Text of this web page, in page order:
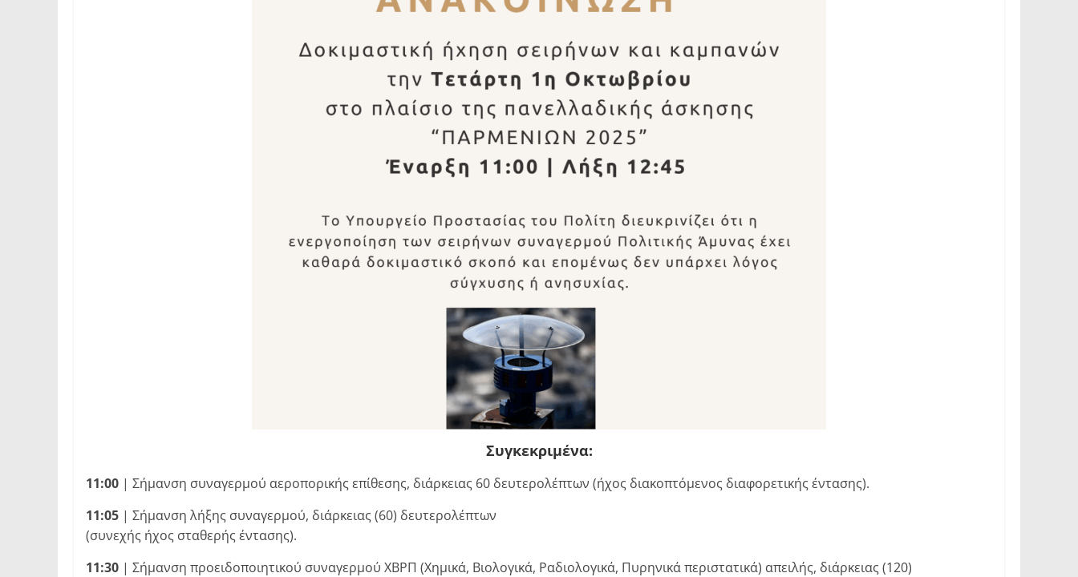
Συγκεκριμένα:
11:00 | Σήμανση συναγερμού αεροπορικής επίθεσης, διάρκειας 60 δευτερολέπτων (ήχος διακοπτόμενος διαφορετικής έντασης).
11:05 | Σήμανση λήξης συναγερμού, διάρκειας (60) δευτερολέπτων
(συνεχής ήχος σταθερής έντασης).
11:30 | Σήμανση προειδοποιητικού συναγερμού ΧΒΡΠ (Χημικά, Βιολογικά, Ραδιολογικά, Πυρηνικά περιστατικά) απειλής, διάρκειας (120)